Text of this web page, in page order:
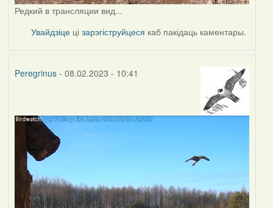
Редкий в трансляции вид...
Увайдзіце цізарэгіструйцеся каб пакідаць каментары.
Peregrinus- 08.02.2023 - 10:41